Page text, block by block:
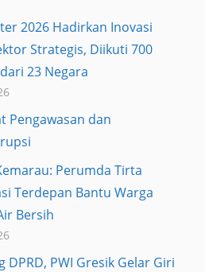
2026 Hadirkan Inovasi
Strategis, Diikuti 700
23 Negara
Pengawasan dan
Perumda Tirta
Terdepan Bantu Warga
Bersih
DPRD, PWI Gresik Gelar Giri